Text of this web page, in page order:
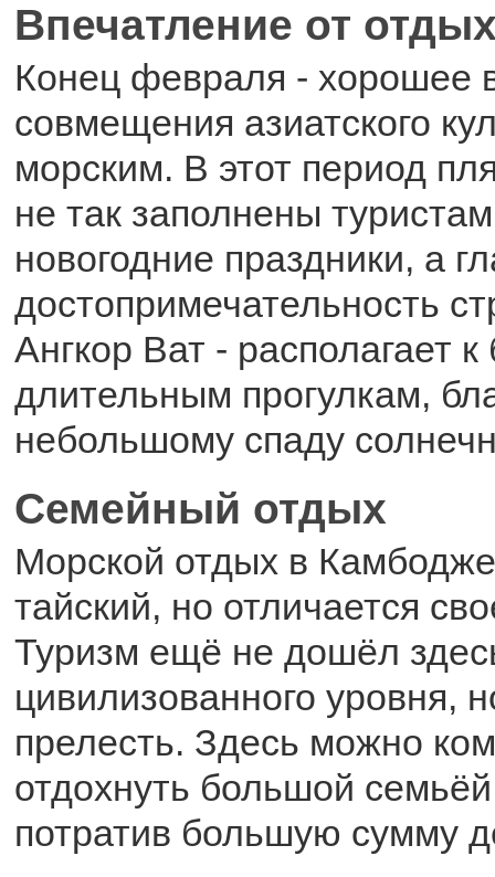
Впечатление от
Конец февраля - хорошее
совмещения азиатского
морским. В этот период
не так заполнены
новогодние праздники, а
достопримечательность
Ангкор Ват - располагает к
длительным прогулкам,
небольшому спаду
Семейный отдых
Морской отдых в
тайский, но отличается
Туризм ещё не дошёл
цивилизованного уровня,
прелесть. Здесь можно
отдохнуть большой
потратив большую сумму